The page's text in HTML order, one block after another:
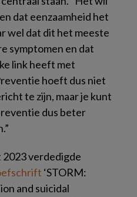
dat eenzaamheid het
wel dat dit het meeste
symptomen en dat
link heeft met
hoeft dus niet
te zijn, maar je kunt
dus beter
2023 verdedigde
‘STORM:
and suicidal